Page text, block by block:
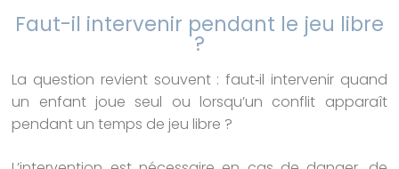
Faut-il intervenir pendant le jeu libre
?
La question revient souvent : faut‑il intervenir quand
un enfant joue seul ou lorsqu’un conflit apparaît
pendant un temps de jeu libre ?